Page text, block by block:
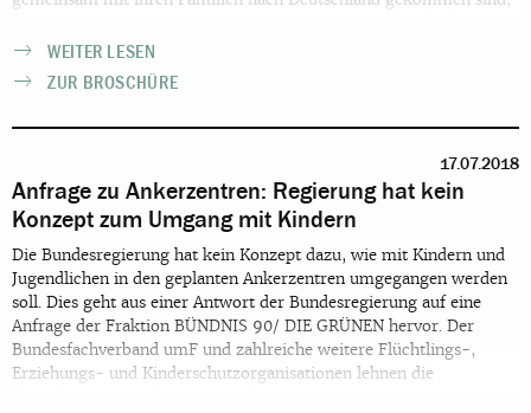
Rechte haben Jugendliche in Deutschland und wie kann man für
seine Rechte kämpfen? Was ist Diskriminierung und was kann man
dagegen tun? Welche Perspektiven und Möglichkeiten gibt es für
finden? Welche Perspektiven gibt es für den Aufenthalt und die
Familienzusammenführung? Und was ist, wenn jemand aus der
Familie krank wird?
WEITER LESEN
ZUR BROSCHÜRE
17.07.2018
Anfrage zu Ankerzentren: Regierung hat kein
Konzept zum Umgang mit Kindern
Die Bundesregierung hat kein Konzept dazu, wie mit Kindern und
Jugendlichen in den geplanten Ankerzentren umgegangen werden
soll. Dies geht aus einer Antwort der Bundesregierung auf eine
Anfrage der Fraktion BÜNDNIS 90/ DIE GRÜNEN hervor. Der
Bundesfachverband umF und zahlreiche weitere Flüchtlings-,
Erziehungs- und Kinderschutzorganisationen lehnen die